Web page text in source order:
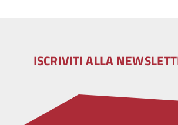
ISCRIVITI ALLA